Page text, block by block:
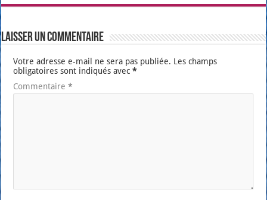
Laisser un commentaire
Votre adresse e-mail ne sera pas publiée. Les champs
obligatoires sont indiqués avec*
Commentaire*